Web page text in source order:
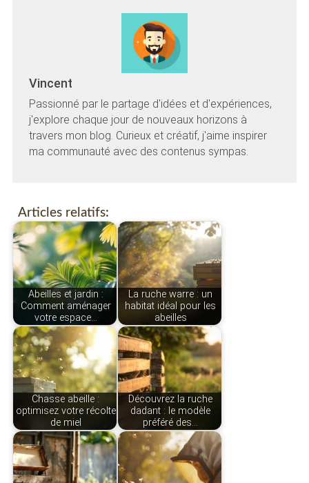
Vincent
Passionné par le partage d'idées et d'expériences,
j'explore chaque jour de nouveaux horizons à
travers mon blog. Curieux et créatif, j'aime inspirer
ma communauté avec des contenus sympas.
Articles relatifs:
Abeilles et jardin :
Comment aménager
votre espace…
La ruche warre : un
habitat idéal pour les
abeilles
Chasse abeille :
optimisez votre récolte
de miel
Découvrez la ruche
dadant : le modèle
préféré des…